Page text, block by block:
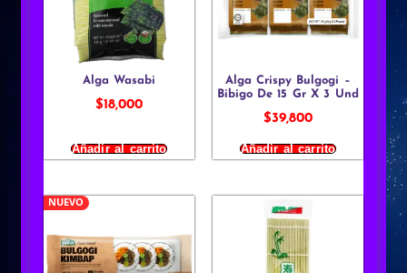
Alga Wasabi
$18,000
Añadir al carrito
Alga Crispy Bulgogi –
Bibigo De 15 Gr X 3 Und
$39,800
Añadir al carrito
NUEVO